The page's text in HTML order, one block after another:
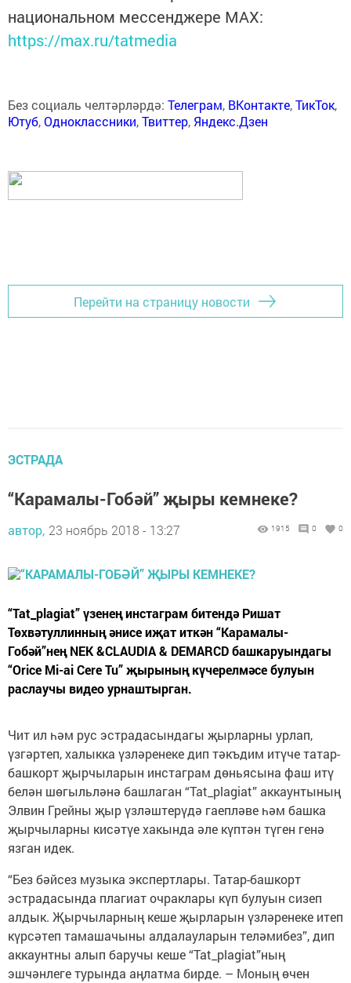
национальном мессенджере MАХ:
https://max.ru/tatmedia
Без социаль челтәрләрдә: Телеграм, ВКонтакте,ТикТок,
Ютуб,Одноклассники,Твиттер, Яндекс.Дзен
Перейти на страницу новости
ЭСТРАДА
“Карамалы-Гобәй” җыры кемнеке?
автор, 23 ноябрь 2018 - 13:27 1915 0 0
“Tat_plagiat” үзенең инстаграм битендә Ришат
Төхвәтуллинның әнисе иҗат иткән “Карамалы-
Гобәй”нең NEK &CLAUDIA & DEMARCD башкаруындагы
“Orice Mi-ai Cere Tu” җырының күчерелмәсе булуын
раслаучы видео урнаштырган.
Чит ил һәм рус эстрадасындагы җырларны урлап,
үзгәртеп, халыкка үзләренеке дип тәкъдим итүче татар-
башкорт җырчыларын инстаграм дөньясына фаш итү
белән шөгыльләнә башлаган “Tat_plagiat” аккаунтының
Элвин Грейны җыр үзләштерүдә гаепләве һәм башка
җырчыларны кисәтүе хакында әле күптән түген генә
язган идек.
“Без бәйсез музыка экспертлары. Татар-башкорт
эстрадасында плагиат очраклары күп булуын сизеп
алдык. Җырчыларның кеше җырларын үзләренеке итеп
күрсәтеп тамашачыны алдалауларын теләмибез”, дип
аккаунтны алып баручы кеше “Tat_plagiat”ның
эшчәнлеге турында аңлатма бирде. – Моның өчен